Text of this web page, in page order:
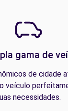
gama de
de cidade
veículo
necessidades.